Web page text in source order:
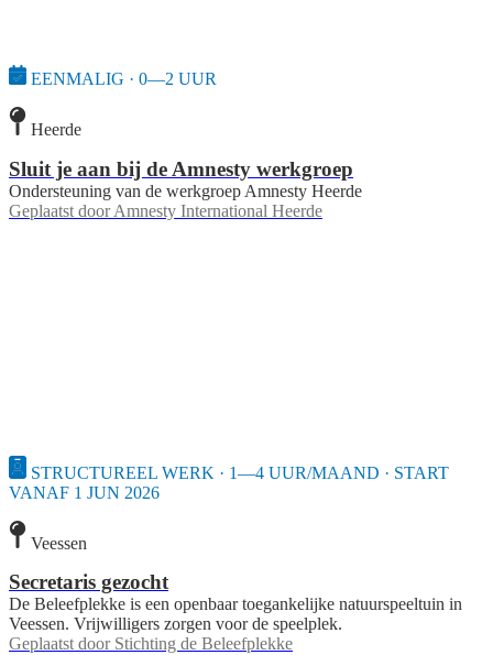
EENMALIG · 0—2 UUR
Heerde
Sluit je aan bij de Amnesty werkgroep
Ondersteuning van de werkgroep Amnesty Heerde
Geplaatst door Amnesty International Heerde
STRUCTUREEL WERK · 1—4 UUR/MAAND · START
VANAF 1 JUN 2026
Veessen
Secretaris gezocht
De Beleefplekke is een openbaar toegankelijke natuurspeeltuin in
Veessen. Vrijwilligers zorgen voor de speelplek.
Geplaatst door Stichting de Beleefplekke